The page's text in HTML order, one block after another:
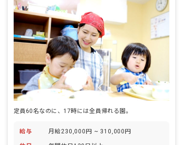
定員60名なのに、17時には全員帰れる園。
給与 月給230,000円 ~ 310,000円